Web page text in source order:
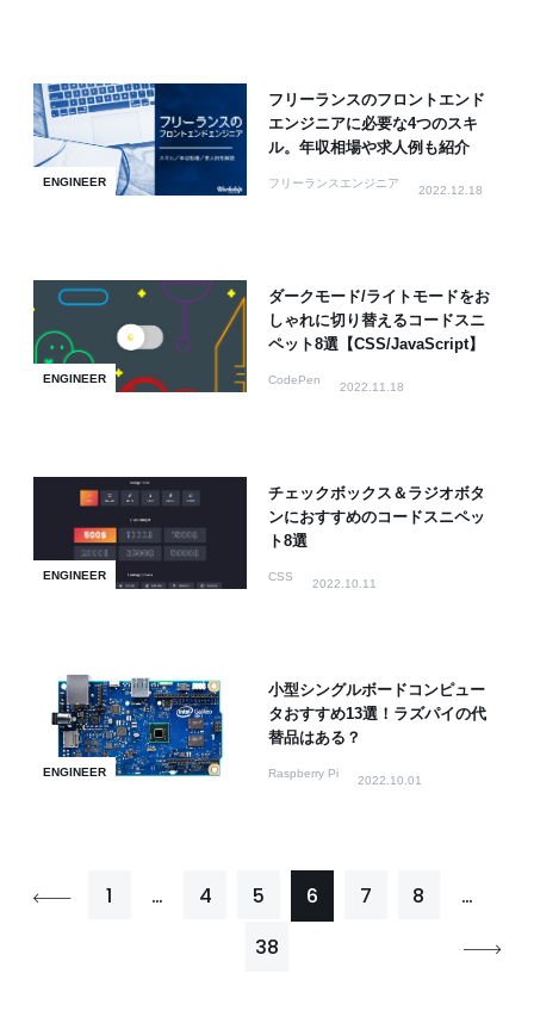
ENGINEER
フリーランスのフロントエンド
エンジニアに必要な4つのスキ
ル。年収相場や求人例も紹介
フリーランスエンジニア
2022.12.18
ENGINEER
ダークモード/ライトモードをお
しゃれに切り替えるコードスニ
ペット8選【CSS/JavaScript】
CodePen
2022.11.18
ENGINEER
チェックボックス＆ラジオボタ
ンにおすすめのコードスニペッ
ト8選
CSS
2022.10.11
ENGINEER
小型シングルボードコンピュー
タおすすめ13選！ラズパイの代
替品はある？
Raspberry Pi
2022.10.01
1 … 4 5 6 7 8
…
38